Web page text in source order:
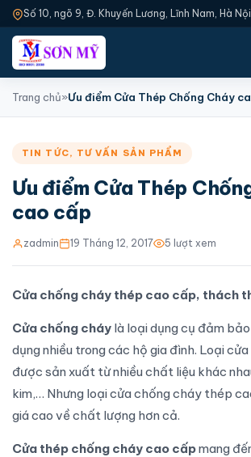
Số 10, ngõ 9, Đ. Khuyến Lương, Lĩnh Nam, Hà Nội
Trang chủ»Ưu điểm Cửa Thép Chống Cháy
TIN TỨC, TƯ VẤN SẢN PHẨM
Ưu điểm Cửa Thép
cao cấp
zadmin 19 Tháng 12, 2017 5 lượt xem
Cửa chống cháy thép cao cấp, thách
Cửa chống cháy là loại dụng cụ đảm
dụng nhiều trong các hộ gia đình. Loại
được sản xuất từ nhiều chất liệu khác
kim,… Nhưng loại cửa chống cháy thép
giá cao về chất lượng hơn cả.
Cửa thép chống cháy cao cấpmang